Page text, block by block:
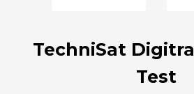
TechniSat
Test